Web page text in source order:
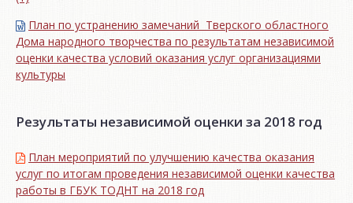
План по устранению замечаний Тверского областного
Дома народного творчества по результатам независимой
оценки качества условий оказания услуг организациями
культуры
Результаты независимой оценки за 2018 год
План мероприятий по улучшению качества оказания
услуг по итогам проведения независимой оценки качества
работы в ГБУК ТОДНТ на 2018 год